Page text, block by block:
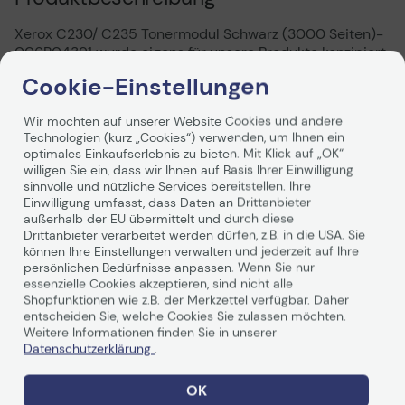
Xerox C230/ C235 Tonermodul Schwarz (3000 Seiten)-
006R04391 wurde eigens für unsere Produkte konzipiert
und höchste Zuverlässigkeit beim Druckvorgang. Darauf
können Sie sich verlassen Seite für Seite. Original-
Verbrauchsmaterialien von Xerox und Systeme von
Xerox sind füreinander gemacht. Akzeptieren Sie keine
Imitationen. Kompatible Toner können einen Ausfall von
Xerox-Druckern verursachen und zu schlechter
Druckqualität und schwachen Farben führen. Dank mehr
als 75 Jahren Erfahrung sind Original-Tonermodule von
Xerox etwas, auf das Sie sich verlassen können.
Weiterlesen
Technische Daten
Allgemein
Cookie-Einstellungen
Wir möchten auf unserer Website Cookies und andere
Technologien (kurz „Cookies“) verwenden, um Ihnen ein
optimales Einkaufserlebnis zu bieten. Mit Klick auf „OK“
willigen Sie ein, dass wir Ihnen auf Basis Ihrer Einwilligung
sinnvolle und nützliche Services bereitstellen. Ihre
Einwilligung umfasst, dass Daten an Drittanbieter
außerhalb der EU übermittelt und durch diese
Drittanbieter verarbeitet werden dürfen, z.B. in die USA. Sie
können Ihre Einstellungen verwalten und jederzeit auf Ihre
persönlichen Bedürfnisse anpassen. Wenn Sie nur
essenzielle Cookies akzeptieren, sind nicht alle
Shopfunktionen wie z.B. der Merkzettel verfügbar. Daher
entscheiden Sie, welche Cookies Sie zulassen möchten.
Weitere Informationen finden Sie in unserer
Datenschutzerklärung .
OK